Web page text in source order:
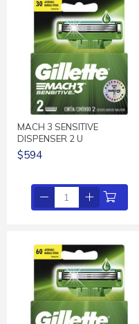
MACH 3 SENSITIVE
DISPENSER 2 U
$594